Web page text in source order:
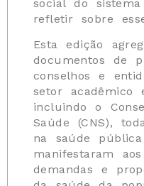
social do
refletir sobre
Esta edição
documentos de
conselhos e
setor acadêmico
incluindo o
Saúde (CNS),
na saúde
manifestaram
demandas e